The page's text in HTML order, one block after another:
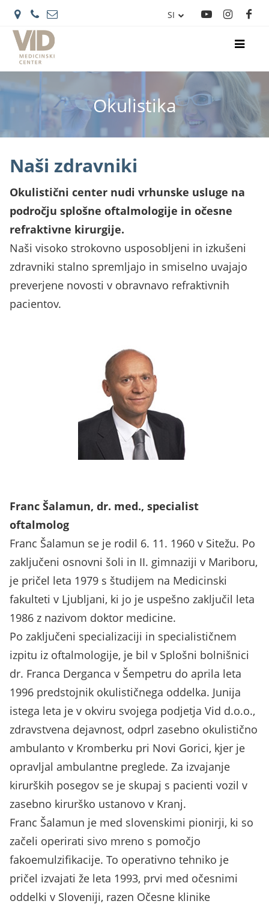
SI
Okulistika
Naši zdravniki
Okulistični center nudi vrhunske usluge na
področju splošne oftalmologije in očesne
refraktivne kirurgije.
Naši visoko strokovno usposobljeni in izkušeni
zdravniki stalno spremljajo in smiselno uvajajo
preverjene novosti v obravnavo refraktivnih
pacientov.
Franc Šalamun, dr. med., specialist
oftalmolog
Franc Šalamun se je rodil 6. 11. 1960 v Sitežu. Po
zaključeni osnovni šoli in II. gimnaziji v Mariboru,
je pričel leta 1979 s študijem na Medicinski
fakulteti v Ljubljani, ki jo je uspešno zaključil leta
1986 z nazivom doktor medicine.
Po zaključeni specializaciji in specialističnem
izpitu iz oftalmologije, je bil v Splošni bolnišnici
dr. Franca Derganca v Šempetru do aprila leta
1996 predstojnik okulističnega oddelka. Junija
istega leta je v okviru svojega podjetja Vid d.o.o.,
zdravstvena dejavnost, odprl zasebno okulistično
ambulanto v Kromberku pri Novi Gorici, kjer je
opravljal ambulantne preglede. Za izvajanje
kirurških posegov se je skupaj s pacienti vozil v
zasebno kirurško ustanovo v Kranj.
Franc Šalamun je med slovenskimi pionirji, ki so
začeli operirati sivo mreno s pomočjo
fakoemulzifikacije. To operativno tehniko je
pričel izvajati že leta 1993, prvi med očesnimi
oddelki v Sloveniji, razen Očesne klinike